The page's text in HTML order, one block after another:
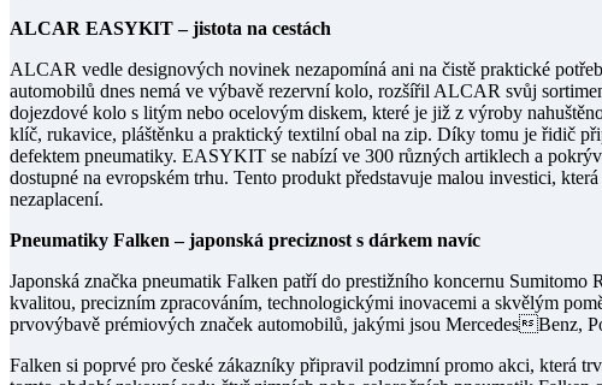
ALCAR EASYKIT – jistota na cestách
ALCAR vedle designových novinek nezapomíná ani na čistě praktické
automobilů dnes nemá ve výbavě rezervní kolo, rozšířil ALCAR svůj
dojezdové kolo s litým nebo ocelovým diskem, které je již z výroby
klíč, rukavice, pláštěnku a praktický textilní obal na zip. Díky tomu je řidič
defektem pneumatiky. EASYKIT se nabízí ve 300 různých artiklech a
dostupné na evropském trhu. Tento produkt představuje malou investici,
nezaplacení.
Pneumatiky Falken – japonská preciznost s dárkem navíc
Japonská značka pneumatik Falken patří do prestižního koncernu Sumitomo
kvalitou, precizním zpracováním, technologickými inovacemi a skvělým
prvovýbavě prémiových značek automobilů, jakými jsou MercedesBenz,
Falken si poprvé pro české zákazníky připravil podzimní promo akci, která